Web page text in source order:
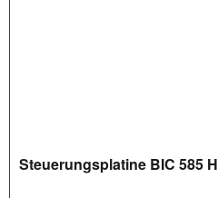
Steuerungsplatine BIC 585